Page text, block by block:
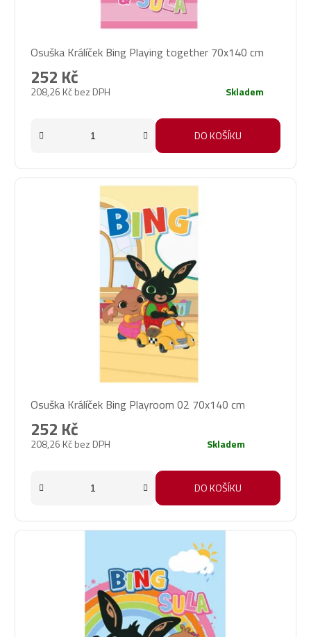
Osuška Králíček Bing Playing together 70x140 cm
208,26 Kč bez DPH
252 Kč
Skladem
DO KOŠÍKU
Osuška Králíček Bing Playroom 02 70x140 cm
208,26 Kč bez DPH
252 Kč
Skladem
DO KOŠÍKU